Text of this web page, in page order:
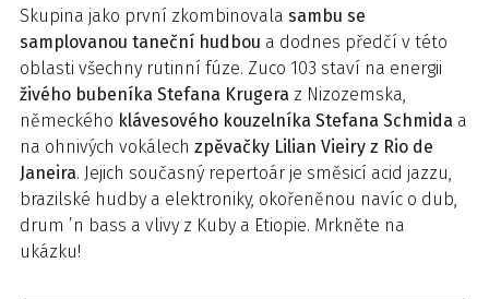
Skupina jako první zkombinovala sambu se
samplovanou taneční hudbou a dodnes předčí v této
oblasti všechny rutinní fúze. Zuco 103 staví na energii
živého bubeníka Stefana Krugera z Nizozemska,
německého klávesového kouzelníka Stefana Schmida a
na ohnivých vokálech zpěvačky Lilian Vieiry z Rio de
Janeira. Jejich současný repertoár je směsicí acid jazzu,
brazilské hudby a elektroniky, okořeněnou navíc o dub,
drum ’n bass a vlivy z Kuby a Etiopie. Mrkněte na
ukázku!